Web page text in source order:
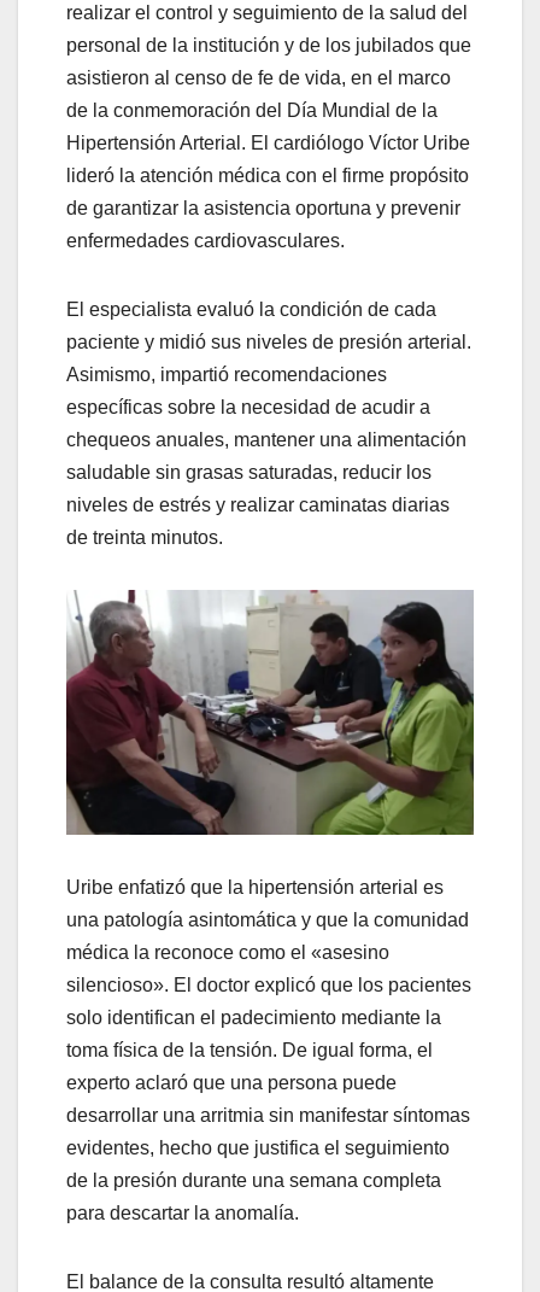
realizar el control y seguimiento de la salud del
personal de la institución y de los jubilados que
asistieron al censo de fe de vida, en el marco
de la conmemoración del Día Mundial de la
Hipertensión Arterial. El cardiólogo Víctor Uribe
lideró la atención médica con el firme propósito
de garantizar la asistencia oportuna y prevenir
enfermedades cardiovasculares.
El especialista evaluó la condición de cada
paciente y midió sus niveles de presión arterial.
Asimismo, impartió recomendaciones
específicas sobre la necesidad de acudir a
chequeos anuales, mantener una alimentación
saludable sin grasas saturadas, reducir los
niveles de estrés y realizar caminatas diarias
de treinta minutos.
Uribe enfatizó que la hipertensión arterial es
una patología asintomática y que la comunidad
médica la reconoce como el «asesino
silencioso». El doctor explicó que los pacientes
solo identifican el padecimiento mediante la
toma física de la tensión. De igual forma, el
experto aclaró que una persona puede
desarrollar una arritmia sin manifestar síntomas
evidentes, hecho que justifica el seguimiento
de la presión durante una semana completa
para descartar la anomalía.
El balance de la consulta resultó altamente